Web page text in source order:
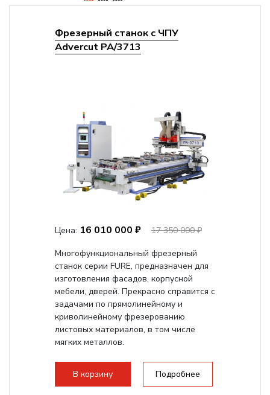
Фрезерный станок с ЧПУ
Advercut PA/3713
Цена: 16 010 000 ₽
17 350 000 ₽
Многофункциональный фрезерный
станок серии FURE, предназначен для
изготовления фасадов, корпусной
мебели, дверей. Прекрасно справится с
задачами по прямолинейному и
криволинейному фрезерованию
листовых материалов, в том числе
мягких металлов.
В корзину Подробнее